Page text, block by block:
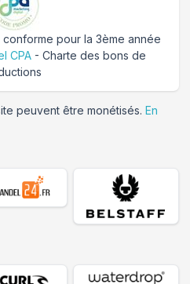
pour la 3ème année
CPA - Charte des bons de
peuvent être monétisés. En